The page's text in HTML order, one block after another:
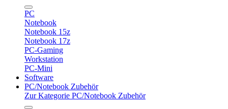
PC
Notebook
Notebook 15z
Notebook 17z
PC-Gaming
Workstation
PC-Mini
Software
PC/Notebook Zubehör
Zur Kategorie PC/Notebook Zubehör